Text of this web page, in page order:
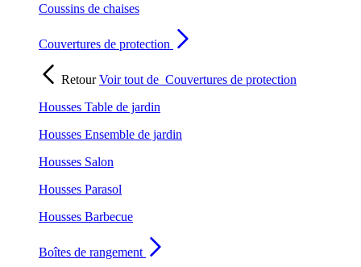
Coussins de chaises
Couvertures de protection
RetourVoir tout de Couvertures de protection
Housses Table de jardin
Housses Ensemble de jardin
Housses Salon
Housses Parasol
Housses Barbecue
Boîtes de rangement